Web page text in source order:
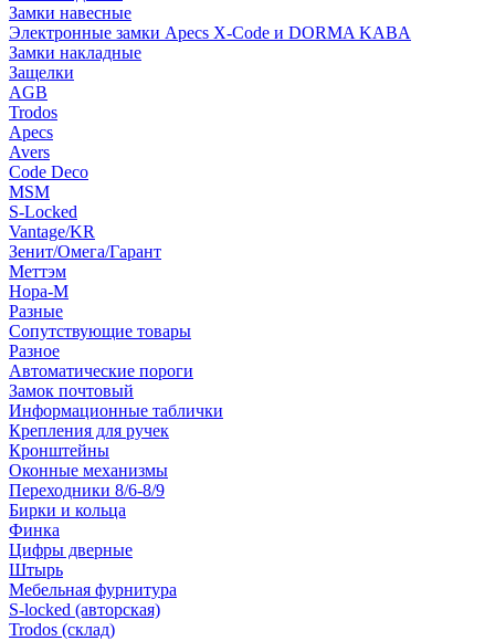
Замки навесные
Электронные замки Apecs X-Code и DORMA KABA
Замки накладные
Защелки
AGB
Trodos
Apecs
Avers
Code Deco
MSM
S-Locked
Vantage/KR
Зенит/Омега/Гарант
Меттэм
Нора-М
Разные
Сопутствующие товары
Разное
Автоматические пороги
Замок почтовый
Информационные таблички
Крепления для ручек
Кронштейны
Оконные механизмы
Переходники 8/6-8/9
Бирки и кольца
Финка
Цифры дверные
Штырь
Мебельная фурнитура
S-locked (авторская)
Trodos (склад)